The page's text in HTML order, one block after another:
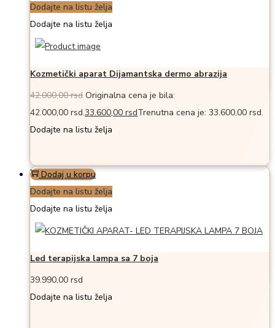
Dodajte na listu želja
Dodajte na listu želja
Kozmetički aparat Dijamantska dermo abrazija
42.000,00rsd Originalna cena je bila:
42.000,00 rsd.33.600,00 rsdTrenutna cena je: 33.600,00 rsd.
Dodajte na listu želja
Dodaj u korpu
Dodajte na listu želja
Dodajte na listu želja
Led terapijska lampa sa 7 boja
39.990,00 rsd
Dodajte na listu želja